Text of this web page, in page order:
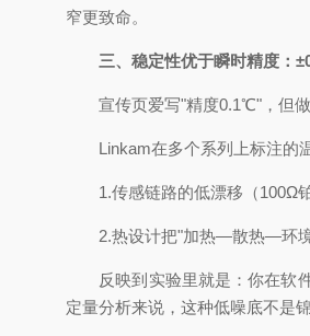
窄更致命。
三、稳定性优于瞬时精度：
宣传页爱写"精度0.1℃"，但做
Linkam在多个系列上标注的温
1.传感链路的低漂移（100Ω铂
2.热设计把"加热—散热—环境
反映到实验里就是：你在软件
定量分析来说，这种低噪底不是